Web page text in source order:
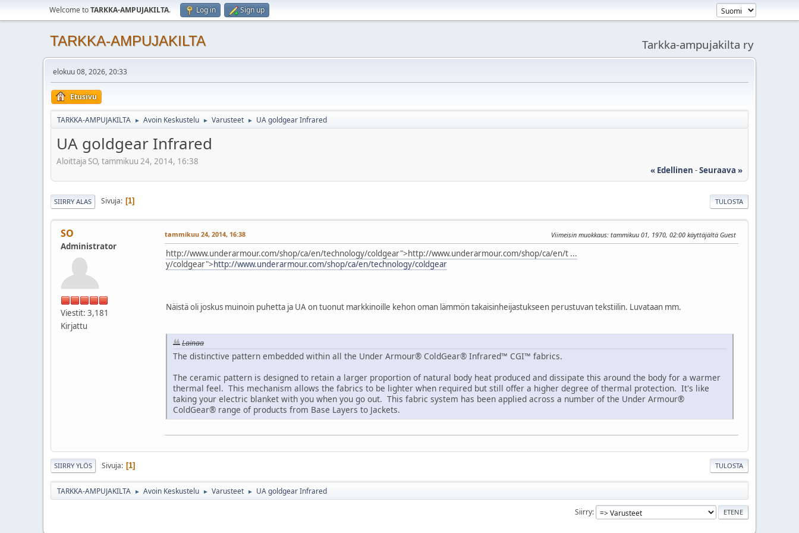
Welcome toTARKKA-AMPUJAKILTA. Log in Sign up
TARKKA-AMPUJAKILTA Tarkka-ampujakilta ry
elokuu 08, 2026, 20:33
Etusivu
TARKKA-AMPUJAKILTA ► Avoin Keskustelu ► Varusteet ► UA goldgear Infrared
UA goldgear Infrared
Aloittaja SO, tammikuu 24, 2014, 16:38
« Edellinen -Seuraava »
TULOSTA
SIIRRY ALAS Sivuja 1
SO
Administrator
Viestit: 3,181
Kirjattu
tammikuu 24, 2014, 16:38 Viimeisin muokkaus: tammikuu 01, 1970, 02:00 käyttäjältä Guest
http://www.underarmour.com/shop/ca/en/technology/coldgear">http://www.underarmour.com/shop/ca/en/t ...
y/coldgear">http://www.underarmour.com/shop/ca/en/technology/coldgear
Näistä oli joskus muinoin puhetta ja UA on tuonut markkinoille kehon oman lämmön takaisinheijastukseen perustuvan tekstiilin. Luvataan mm.
Lainaa
The distinctive pattern embedded within all the Under Armour® ColdGear® Infrared™ CGI™ fabrics.
The ceramic pattern is designed to retain a larger proportion of natural body heat produced and dissipate this around the body for a warmer
thermal feel. This mechanism allows the fabrics to be lighter when required but still offer a higher degree of thermal protection. It's like
taking your electric blanket with you when you go out. This fabric system has been applied across a number of the Under Armour®
ColdGear® range of products from Base Layers to Jackets.
TULOSTA
SIIRRY YLÖS Sivuja 1
TARKKA-AMPUJAKILTA ► Avoin Keskustelu ► Varusteet ► UA goldgear Infrared
Siirry